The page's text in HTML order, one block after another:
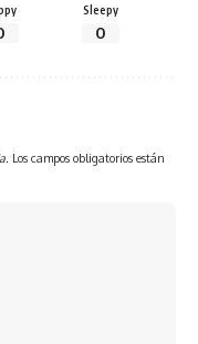
Sleepy
0
Los campos obligatorios están